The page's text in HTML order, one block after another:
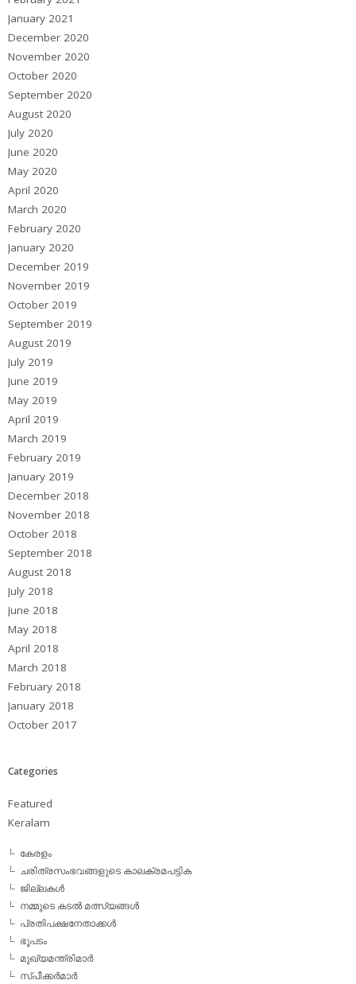
January 2021
December 2020
November 2020
October 2020
September 2020
August 2020
July 2020
June 2020
May 2020
April 2020
March 2020
February 2020
January 2020
December 2019
November 2019
October 2019
September 2019
August 2019
July 2019
June 2019
May 2019
April 2019
March 2019
February 2019
January 2019
December 2018
November 2018
October 2018
September 2018
August 2018
July 2018
June 2018
May 2018
April 2018
March 2018
February 2018
January 2018
October 2017
Categories
Featured
Keralam
കേരളം
ചരിത്രസംഭവങ്ങളുടെ കാലക്രമപട്ടിക
ജില്ലകള്‍
നമ്മുടെ കടല്‍ മത്സ്യങ്ങള്‍
പ്രതിപക്ഷനേതാക്കള്‍
ഭൂപടം
മുഖ്യമന്ത്രിമാര്‍
സ്പീക്കര്‍മാര്‍